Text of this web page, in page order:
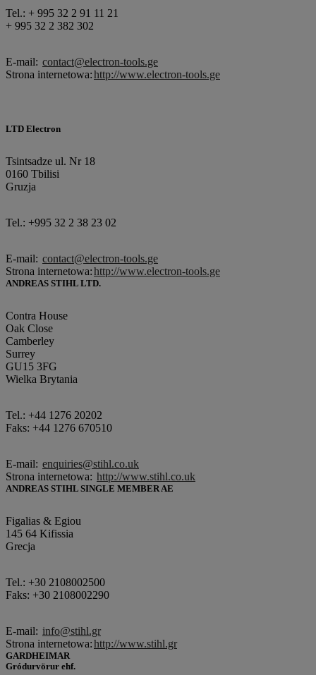
Tel.: + 995 32 2 91 11 21
+ 995 32 2 382 302
E-mail: contact@electron-tools.ge
Strona internetowa:http://www.electron-tools.ge
LTD Electron
Tsintsadze ul. Nr 18
0160 Tbilisi
Gruzja
Tel.: +995 32 2 38 23 02
E-mail: contact@electron-tools.ge
Strona internetowa:http://www.electron-tools.ge
ANDREAS STIHL LTD.
Contra House
Oak Close
Camberley
Surrey
GU15 3FG
Wielka Brytania
Tel.: +44 1276 20202
Faks: +44 1276 670510
E-mail: enquiries@stihl.co.uk
Strona internetowa: http://www.stihl.co.uk
ANDREAS STIHL SINGLE MEMBER AE
Figalias & Egiou
145 64 Kifissia
Grecja
Tel.: +30 2108002500
Faks: +30 2108002290
E-mail: info@stihl.gr
Strona internetowa:http://www.stihl.gr
GARDHEIMAR
Gródurvörur ehf.